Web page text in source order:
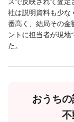
社は説明資料も少な
番高く、結局その金
ントに担当者が現
た。
おうちの
不